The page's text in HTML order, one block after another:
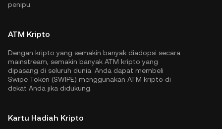
penipu.
ATM Kripto
Dengan kripto yang semakin banyak diadopsi secara
mainstream, semakin banyak ATM kripto yang
dipasang di seluruh dunia. Anda dapat membeli
Swipe Token (SWIPE) menggunakan ATM kripto di
dekat Anda jika didukung.
Kartu Hadiah Kripto